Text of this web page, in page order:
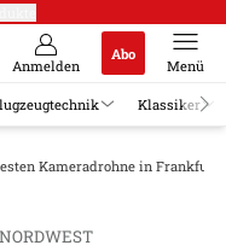
Anmelden
Abo
Menü
Klassiker
Kameradrohne in Frankfurt